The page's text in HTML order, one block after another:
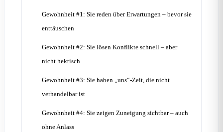
Gewohnheit #1: Sie reden über Erwartungen – bevor sie
enttäuschen
Gewohnheit #2: Sie lösen Konflikte schnell – aber
nicht hektisch
Gewohnheit #3: Sie haben „uns“-Zeit, die nicht
verhandelbar ist
Gewohnheit #4: Sie zeigen Zuneigung sichtbar – auch
ohne Anlass